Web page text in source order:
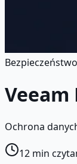
Bezpieczeństwo
Ochrona
12 min